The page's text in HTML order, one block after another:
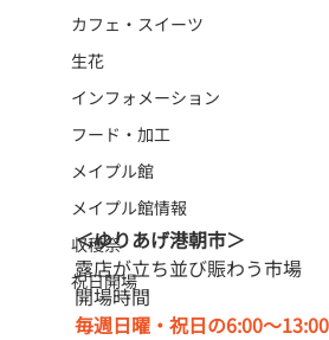
カフェ・スイーツ
生花
インフォメーション
フード・加工
メイプル館
メイプル館情報
収穫祭
祝日開場
＜ゆりあげ港朝市＞
露店が立ち並び賑わう市場
開場時間
毎週日曜・祝日の6:00〜13:00